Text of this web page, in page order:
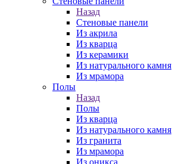
Назад
Стеновые панели
Из акрила
Из кварца
Из керамики
Из натурального камня
Из мрамора
Полы
Назад
Полы
Из кварца
Из натурального камня
Из гранита
Из мрамора
Из оникса